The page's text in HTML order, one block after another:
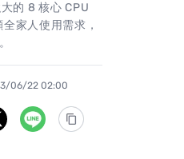
的 8 核心 CPU
家人使用需求，
06/22 02:00